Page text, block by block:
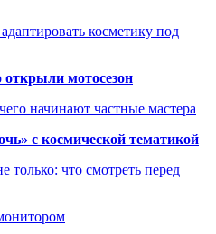
косметику под
мотосезон
начинают частные мастера
с космической тематикой
что смотреть перед